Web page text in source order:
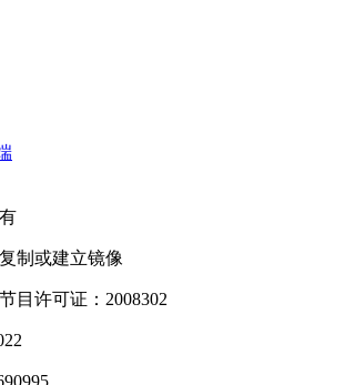
制或建立镜像
目许可证：2008302